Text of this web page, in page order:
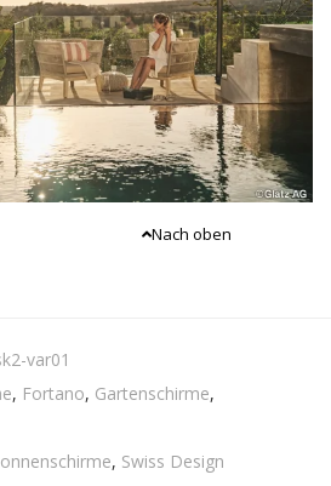
Nach oben
var01
, Fortano, Gartenschirme,
, Swiss Design